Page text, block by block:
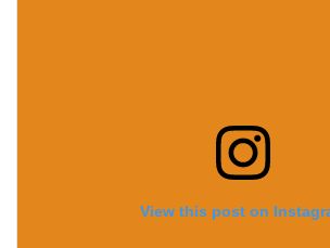
View this post on